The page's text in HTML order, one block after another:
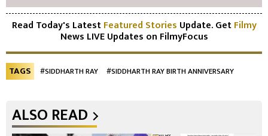
Read Today's LatestFeatured Stories Update. GetFilmy
News LIVE Updates on FilmyFocus
TAGS #SIDDHARTH RAY #SIDDHARTH RAY BIRTH ANNIVERSARY
ALSO READ